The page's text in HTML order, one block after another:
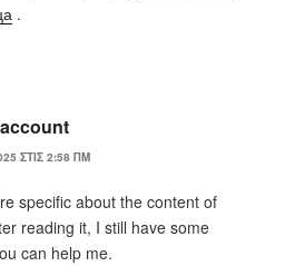
.
ΣΤΙΣ 2:58 ΠΜ
specific about the content of
reading it, I still have some
can help me.